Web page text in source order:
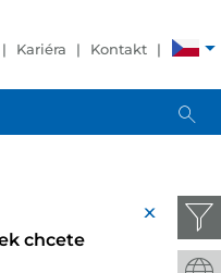
Kariéra Kontakt
x
chcete